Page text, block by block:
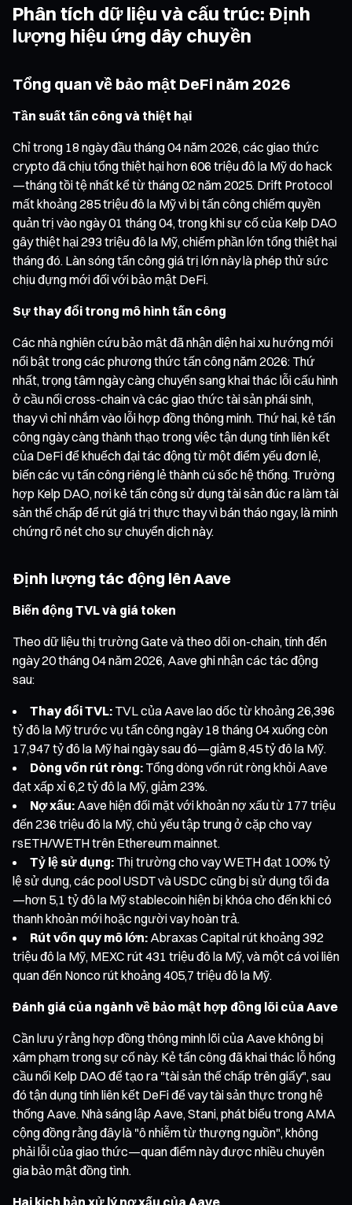
Phân tích dữ liệu và cấu trúc: Định
lượng hiệu ứng dây chuyền
Tổng quan về bảo mật DeFi năm 2026
Tần suất tấn công và thiệt hại
Chỉ trong 18 ngày đầu tháng 04 năm 2026, các giao thức
crypto đã chịu tổng thiệt hại hơn 606 triệu đô la Mỹ do hack
—tháng tồi tệ nhất kể từ tháng 02 năm 2025. Drift Protocol
mất khoảng 285 triệu đô la Mỹ vì bị tấn công chiếm quyền
quản trị vào ngày 01 tháng 04, trong khi sự cố của Kelp DAO
gây thiệt hại 293 triệu đô la Mỹ, chiếm phần lớn tổng thiệt hại
tháng đó. Làn sóng tấn công giá trị lớn này là phép thử sức
chịu đựng mới đối với bảo mật DeFi.
Sự thay đổi trong mô hình tấn công
Các nhà nghiên cứu bảo mật đã nhận diện hai xu hướng mới
nổi bật trong các phương thức tấn công năm 2026: Thứ
nhất, trọng tâm ngày càng chuyển sang khai thác lỗi cấu hình
ở cầu nối cross-chain và các giao thức tài sản phái sinh,
thay vì chỉ nhắm vào lỗi hợp đồng thông minh. Thứ hai, kẻ tấn
công ngày càng thành thạo trong việc tận dụng tính liên kết
của DeFi để khuếch đại tác động từ một điểm yếu đơn lẻ,
biến các vụ tấn công riêng lẻ thành cú sốc hệ thống. Trường
hợp Kelp DAO, nơi kẻ tấn công sử dụng tài sản đúc ra làm tài
sản thế chấp để rút giá trị thực thay vì bán tháo ngay, là minh
chứng rõ nét cho sự chuyển dịch này.
Định lượng tác động lên Aave
Biến động TVL và giá token
Theo dữ liệu thị trường Gate và theo dõi on-chain, tính đến
ngày 20 tháng 04 năm 2026, Aave ghi nhận các tác động
sau:
Thay đổi TVL: TVL của Aave lao dốc từ khoảng 26,396
tỷ đô la Mỹ trước vụ tấn công ngày 18 tháng 04 xuống còn
17,947 tỷ đô la Mỹ hai ngày sau đó—giảm 8,45 tỷ đô la Mỹ.
Dòng vốn rút ròng: Tổng dòng vốn rút ròng khỏi Aave
đạt xấp xỉ 6,2 tỷ đô la Mỹ, giảm 23%.
Nợ xấu: Aave hiện đối mặt với khoản nợ xấu từ 177 triệu
đến 236 triệu đô la Mỹ, chủ yếu tập trung ở cặp cho vay
rsETH/WETH trên Ethereum mainnet.
Tỷ lệ sử dụng: Thị trường cho vay WETH đạt 100% tỷ
lệ sử dụng, các pool USDT và USDC cũng bị sử dụng tối đa
—hơn 5,1 tỷ đô la Mỹ stablecoin hiện bị khóa cho đến khi có
thanh khoản mới hoặc người vay hoàn trả.
Rút vốn quy mô lớn: Abraxas Capital rút khoảng 392
triệu đô la Mỹ, MEXC rút 431 triệu đô la Mỹ, và một cá voi liên
quan đến Nonco rút khoảng 405,7 triệu đô la Mỹ.
Đánh giá của ngành về bảo mật hợp đồng lõi của Aave
Cần lưu ý rằng hợp đồng thông minh lõi của Aave không bị
xâm phạm trong sự cố này. Kẻ tấn công đã khai thác lỗ hổng
cầu nối Kelp DAO để tạo ra "tài sản thế chấp trên giấy", sau
đó tận dụng tính liên kết DeFi để vay tài sản thực trong hệ
thống Aave. Nhà sáng lập Aave, Stani, phát biểu trong AMA
cộng đồng rằng đây là "ô nhiễm từ thượng nguồn", không
phải lỗi của giao thức—quan điểm này được nhiều chuyên
gia bảo mật đồng tình.
Hai kịch bản xử lý nợ xấu của Aave